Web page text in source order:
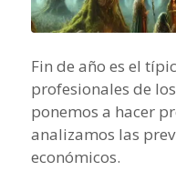
Fin de año es el
profesionales de
ponemos a hacer
analizamos las
económicos.